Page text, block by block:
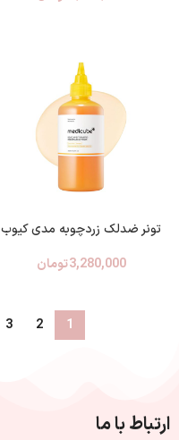
تونر ضدلک زردچوبه مدی کیوب
3,280,000تومان
1
2
3
ارتباط با ما